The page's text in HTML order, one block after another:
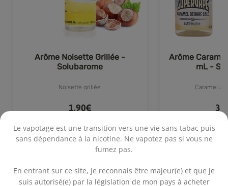
Le vapotage est une transition vers une vie sans tabac puis
sans dépendance à la nicotine. Ne vapotez pas si vous ne
fumez pas.
En entrant sur ce site, je reconnais être majeur(e) et que je
suis autorisé(e) par la législation de mon pays à acheter
Arôme Noisette Grillée -
Solubarome
Noisette grillée
1,90€
Arôme
mL -
Caramel